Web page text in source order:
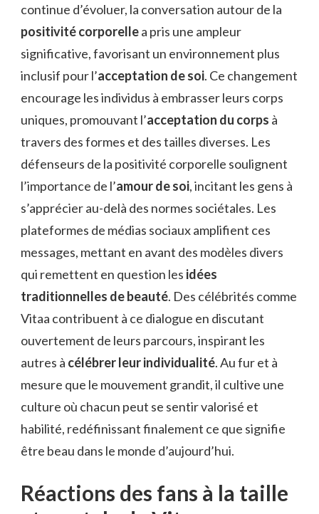
continue d’évoluer, la conversation autour de la
positivité corporellea pris une ampleur
significative, favorisant un environnement plus
inclusif pour l’acceptation de soi. Ce changement
encourage les individus à embrasser leurs corps
uniques, promouvant l’acceptation du corps à
travers des formes et des tailles diverses. Les
défenseurs de la positivité corporelle soulignent
l’importance de l’amour de soi, incitant les gens à
s’apprécier au-delà des normes sociétales. Les
plateformes de médias sociaux amplifient ces
messages, mettant en avant des modèles divers
qui remettent en question les idées
traditionnelles de beauté. Des célébrités comme
Vitaa contribuent à ce dialogue en discutant
ouvertement de leurs parcours, inspirant les
autres à célébrer leur individualité. Au fur et à
mesure que le mouvement grandit, il cultive une
culture où chacun peut se sentir valorisé et
habilité, redéfinissant finalement ce que signifie
être beau dans le monde d’aujourd’hui.
Réactions des fans à la taille